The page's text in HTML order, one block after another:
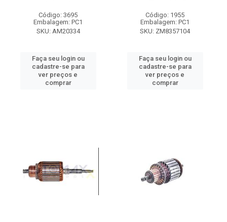
Código: 3695
Embalagem: PC1
SKU: AM20334
Faça seu login ou
cadastre-se para
ver preços e
comprar
Código: 1955
Embalagem: PC1
SKU: ZM8357104
Faça seu login ou
cadastre-se para
ver preços e
comprar